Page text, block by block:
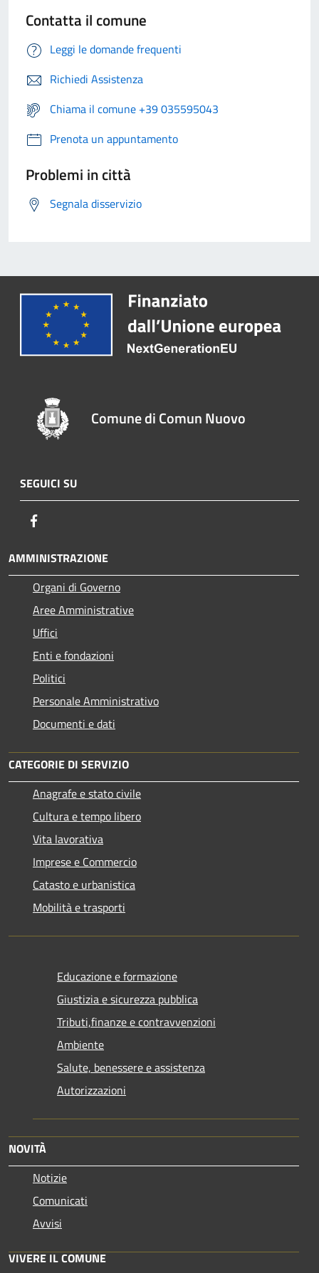
Contatta il comune
Leggi le domande frequenti
Richiedi Assistenza
Chiama il comune +39 035595043
Prenota un appuntamento
Problemi in città
Segnala disservizio
Comune di Comun Nuovo
SEGUICI SU
AMMINISTRAZIONE
Organi di Governo
Aree Amministrative
Uffici
Enti e fondazioni
Politici
Personale Amministrativo
Documenti e dati
CATEGORIE DI SERVIZIO
Anagrafe e stato civile
Cultura e tempo libero
Vita lavorativa
Imprese e Commercio
Catasto e urbanistica
Mobilità e trasporti
Educazione e formazione
Giustizia e sicurezza pubblica
Tributi,finanze e contravvenzioni
Ambiente
Salute, benessere e assistenza
Autorizzazioni
NOVITÀ
Notizie
Comunicati
Avvisi
VIVERE IL COMUNE